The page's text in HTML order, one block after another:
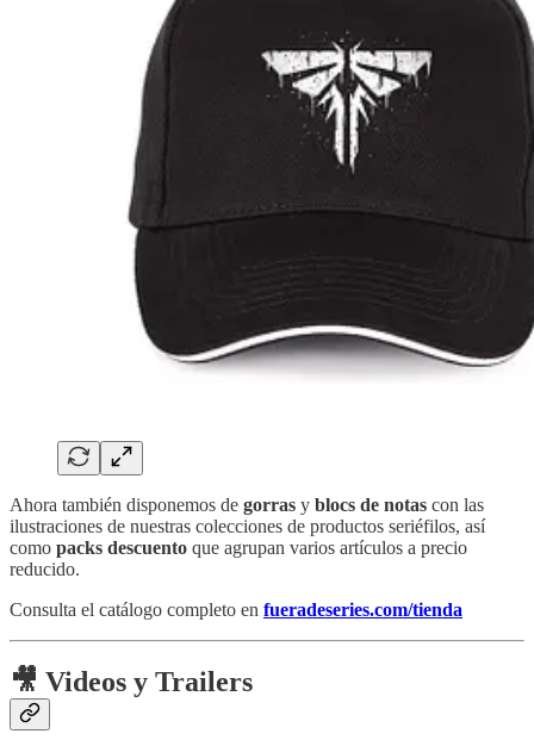
Ahora también disponemos de gorras y blocs de notas con las
ilustraciones de nuestras colecciones de productos seriéfilos, así
como packs descuento que agrupan varios artículos a precio
reducido.
Consulta el catálogo completo en fueradeseries.com/tienda
🎥 Videos y Trailers